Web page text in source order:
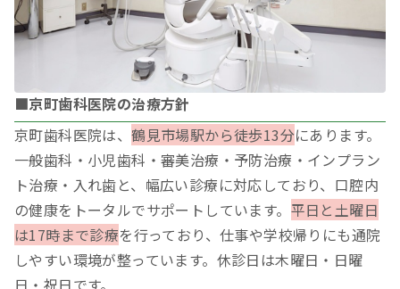
■京町歯科医院の治療方針
京町歯科医院は、鶴見市場駅から徒歩13分にあります。
一般歯科・小児歯科・審美治療・予防治療・インプラン
ト治療・入れ歯と、幅広い診療に対応しており、口腔内
の健康をトータルでサポートしています。 平日と土曜日
は17時まで診療を行っており、仕事や学校帰りにも通院
しやすい環境が整っています。休診日は木曜日・日曜
日・祝日です。